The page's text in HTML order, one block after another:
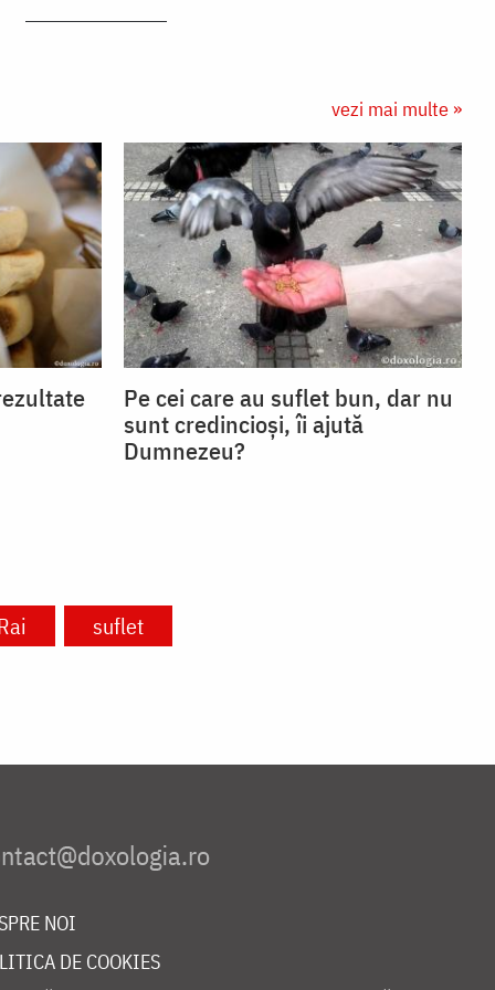
vezi mai multe »
Pe cei care au suflet bun, dar nu
sunt credincioși, îi ajută
Dumnezeu?
suflet
NOI
DE COOKIES